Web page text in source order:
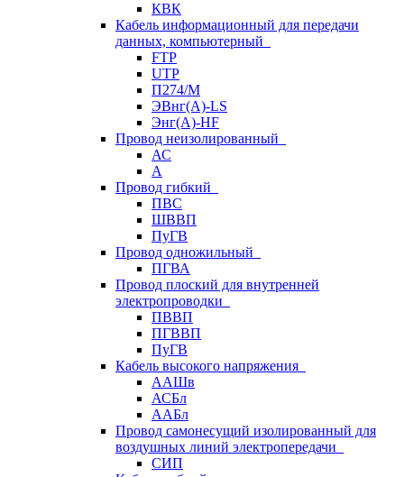
КВК
Кабель информационный для передачи
данных, компьютерный
FTP
UTP
П274/М
ЭВнг(А)-LS
Энг(А)-HF
Провод неизолированный
АС
А
Провод гибкий
ПВС
ШВВП
ПуГВ
Провод одножильный
ПГВА
Провод плоский для внутренней
электропроводки
ПВВП
ПГВВП
ПуГВ
Кабель высокого напряжения
ААШв
АСБл
ААБл
Провод самонесущий изолированный для
воздушных линий электропередачи
СИП